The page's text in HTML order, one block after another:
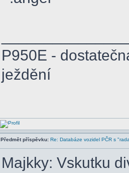
P950E -
ježdění
Předmět příspěvku: Re: Databáze vozidel PČR s
Majkky: Vskutku